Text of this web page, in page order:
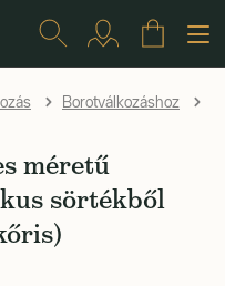
Borotválkozáshoz
méretű
sörtékből